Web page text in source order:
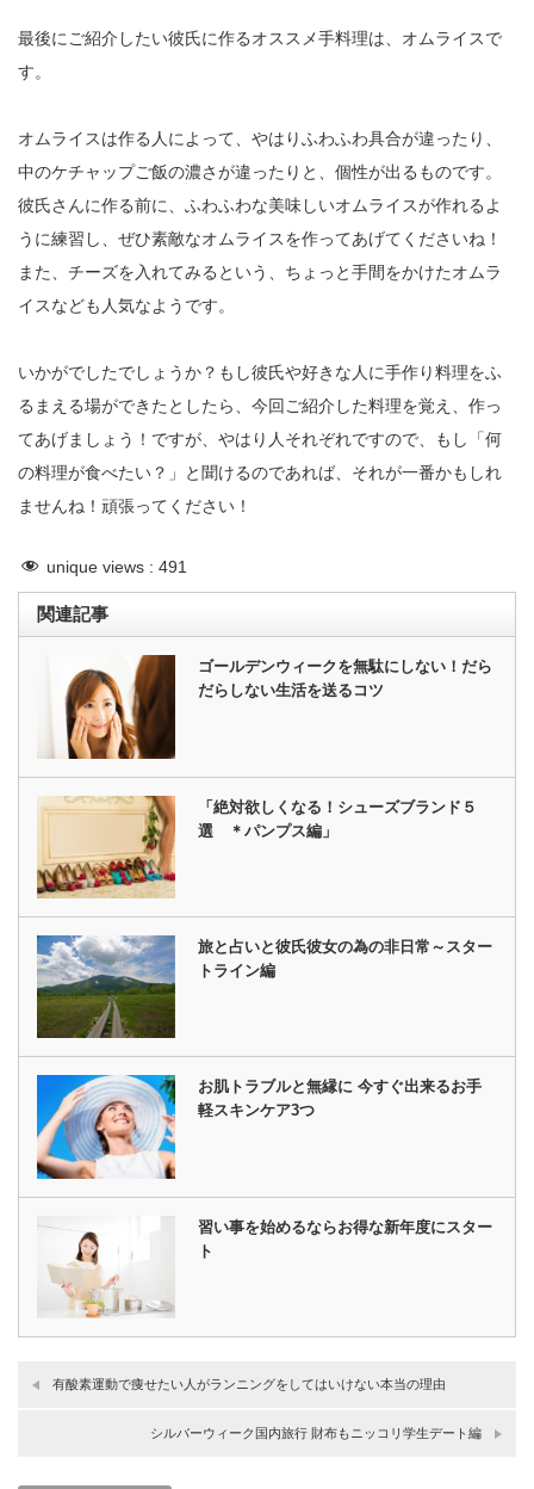
最後にご紹介したい彼氏に作るオススメ手料理は、オムライスで
す。
オムライスは作る人によって、やはりふわふわ具合が違ったり、
中のケチャップご飯の濃さが違ったりと、個性が出るものです。
彼氏さんに作る前に、ふわふわな美味しいオムライスが作れるよ
うに練習し、ぜひ素敵なオムライスを作ってあげてくださいね！
また、チーズを入れてみるという、ちょっと手間をかけたオムラ
イスなども人気なようです。
いかがでしたでしょうか？もし彼氏や好きな人に手作り料理をふ
るまえる場ができたとしたら、今回ご紹介した料理を覚え、作っ
てあげましょう！ですが、やはり人それぞれですので、もし「何
の料理が食べたい？」と聞けるのであれば、それが一番かもしれ
ませんね！頑張ってください！
unique views : 491
関連記事
ゴールデンウィークを無駄にしない！だら
だらしない生活を送るコツ
「絶対欲しくなる！シューズブランド５
選 ＊パンプス編」
旅と占いと彼氏彼女の為の非日常～スター
トライン編
お肌トラブルと無縁に 今すぐ出来るお手
軽スキンケア3つ
習い事を始めるならお得な新年度にスター
ト
有酸素運動で痩せたい人がランニングをしてはいけない本当の理由
シルバーウィーク国内旅行 財布もニッコリ学生デート編